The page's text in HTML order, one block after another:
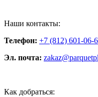
Наши контакты:
Телефон: +7 (812) 601-06-
Эл. почта:
Как добраться: